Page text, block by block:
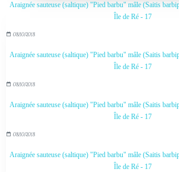
Araignée sauteuse (saltique) "Pied barbu" mâle (Saitis
Île de Ré - 17
08/10/2018
Araignée sauteuse (saltique) "Pied barbu" mâle (Saitis
Île de Ré - 17
08/10/2018
Araignée sauteuse (saltique) "Pied barbu" mâle (Saitis
Île de Ré - 17
08/10/2018
Araignée sauteuse (saltique) "Pied barbu" mâle (Saitis
Île de Ré - 17